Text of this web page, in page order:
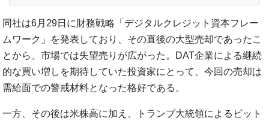
同社は6月29日に財務戦略「デジタルクレジット資本フレー
ムワーク」を発表しており、その直後の大型売却であったこ
とから、市場では失望売りが広がった。DAT企業による継続
的な買い増しを期待していた投資家にとって、今回の売却は
需給面での警戒材料となった格好である。
一方、その後は米株高に加え、トランプ大統領によるビット